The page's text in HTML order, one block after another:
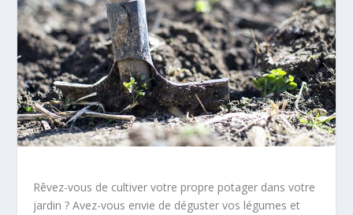
Rêvez-vous de cultiver votre propre potager dans votre
jardin ? Avez-vous envie de déguster vos légumes et